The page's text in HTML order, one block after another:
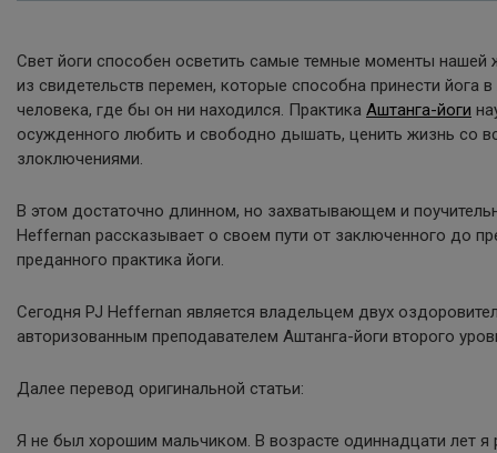
Свет йоги способен осветить самые темные моменты нашей
из свидетельств перемен, которые способна принести йога
человека, где бы он ни находился. Практика Аштанга-йоги
осужденного любить и свободно дышать, ценить жизнь со
злоключениями.
В этом достаточно длинном, но захватывающем и
Heffernan рассказывает о своем пути от заключенного до
преданного практика йоги.
Сегодня PJ Heffernan является владельцем двух
авторизованным преподавателем Аштанга-йоги второго
Далее перевод оригинальной статьи:
Я не был хорошим мальчиком. В возрасте одиннадцати лет я